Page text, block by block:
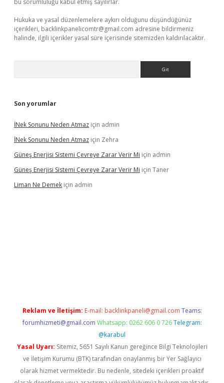
bu sorumluluğu kabul etmiş sayılırlar.
Hukuka ve yasal düzenlemelere aykırı olduğunu düşündüğünüz
içerikleri, backlinkpanelicomtr@gmail.com adresine bildirmeniz
halinde, ilgili içerikler yasal süre içerisinde sitemizden kaldırılacaktır.
Son yorumlar
İNek Sonunu Neden Atmaz için admin
İNek Sonunu Neden Atmaz için Zehra
Güneş Enerjisi Sistemi Çevreye Zarar Verir Mi için admin
Güneş Enerjisi Sistemi Çevreye Zarar Verir Mi için Taner
Liman Ne Demek için admin
Reklam ve İletişim: E-mail: backlinkpaneli@gmail.com Teams:
forumhizmeti@gmail.com Whatsapp: 0262 606 0 726 Telegram:
@karabul
Yasal Uyarı: Sitemiz, 5651 Sayılı Kanun gereğince Bilgi Teknolojileri
ve İletişim Kurumu (BTK) tarafından onaylanmış bir Yer Sağlayıcı
olarak hizmet vermektedir. Bu nedenle, sitedeki içerikleri proaktif